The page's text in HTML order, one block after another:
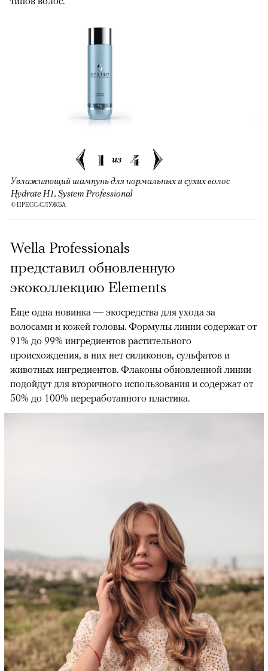
1 из 4
Увлажняющий шампунь для нормальных и сухих волос
Hydrate H1, System Professional
© ПРЕСС-СЛУЖБА
Wella Professionals
представил обновленную
экоколлекцию Elements
Еще одна новинка — экосредства для ухода за
волосами и кожей головы. Формулы линии содержат от
91% до 99% ингредиентов растительного
происхождения, в них нет силиконов, сульфатов и
животных ингредиентов. Флаконы обновленной линии
подойдут для вторичного использования и содержат от
50% до 100% переработанного пластика.